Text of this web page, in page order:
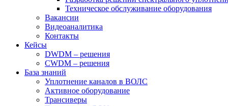
Техническое обслуживание оборудования
Вакансии
Видеоаналитика
Контакты
Кейсы
DWDM – решения
CWDM – решения
База знаний
Уплотнение каналов в ВОЛС
Активное оборудование
Трансиверы